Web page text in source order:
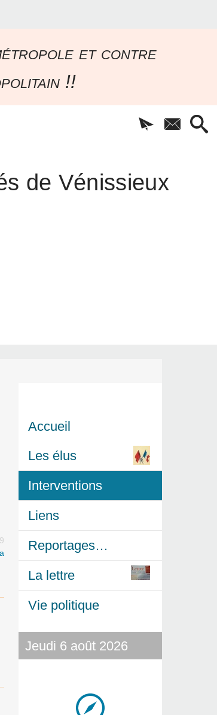
et contre
!!
de Vénissieux
Accueil
Les élus
Interventions
Liens
Reportages…
La lettre
Vie politique
Jeudi 6 août 2026